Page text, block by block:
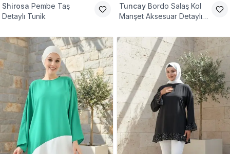
Shirosa Pembe Taş
Detaylı Tunik
Tuncay Bordo Salaş Kol
Manşet Aksesuar Detaylı